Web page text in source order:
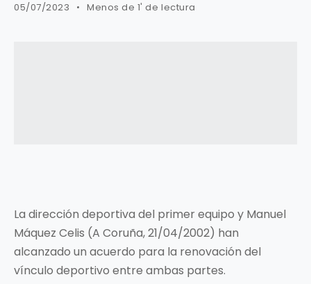
05/07/2023 Menos de 1' de lectura
La dirección deportiva del primer equipo y Manuel
Máquez Celis (A Coruña, 21/04/2002) han
alcanzado un acuerdo para la renovación del
vínculo deportivo entre ambas partes.